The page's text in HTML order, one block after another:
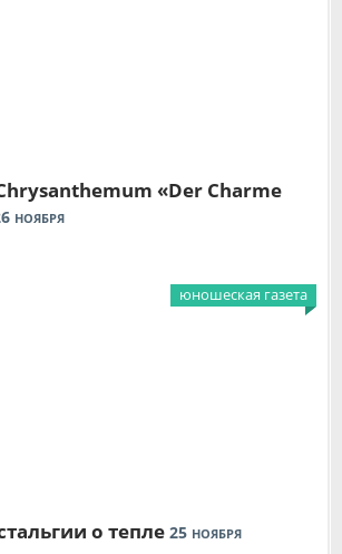
«Der Charme
НОЯБРЯ
юношеская газета
о тепле 25 НОЯБРЯ